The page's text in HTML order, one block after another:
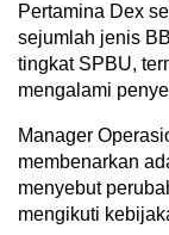
Pertamina Dex
sejumlah jenis
tingkat SPBU,
mengalami
Manager
membenarkan
menyebut
mengikuti